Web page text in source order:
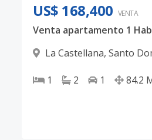
US$ 168,400 VENTA
La Castellana, Santo
1
2 1 84.2